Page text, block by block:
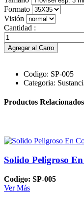
Formato
Visión
Cantidad :
Agregar al Carro
Codigo: SP-005
Categoria:
Productos Relacionados
Solido Peligroso
Codigo: SP-005
Ver Más